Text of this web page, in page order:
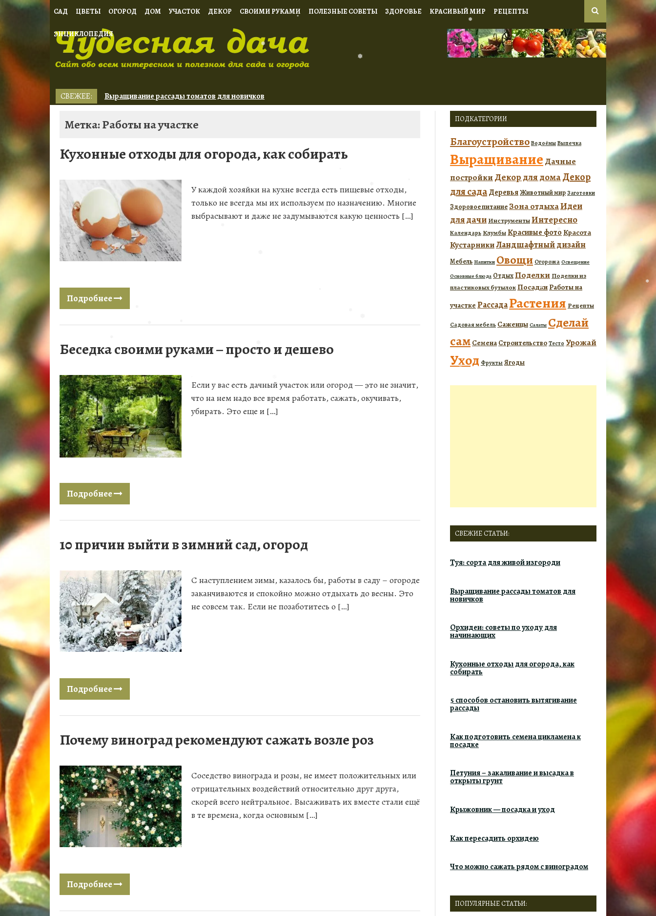
❅
❅
❅
❅
❅
❅
❅
❅
❅
САД ЦВЕТЫ ОГОРОД ДОМ УЧАСТОК ДЕКОР СВОИМИ РУКАМИ ПОЛЕЗНЫЕ СОВЕТЫ ЗДОРОВЬЕ КРАСИВЫЙ МИР РЕЦЕПТЫ
ЭНЦИКЛОПЕДИЯ
СВЕЖЕЕ:
Выращивание рассады томатов для новичков
Орхидеи: советы по уходу для начинающих
Туя: сорта для живой изгороди
Метка: Работы на участке
Кухонные отходы для огорода, как собирать
У каждой хозяйки на кухне всегда есть пищевые отходы,
только не всегда мы их используем по назначению. Многие
выбрасывают и даже не задумываются какую ценность […]
Подробнее
Беседка своими руками – просто и дешево
Если у вас есть дачный участок или огород — это не значит,
что на нем надо все время работать, сажать, окучивать,
убирать. Это еще и […]
Подробнее
10 причин выйти в зимний сад, огород
С наступлением зимы, казалось бы, работы в саду – огороде
заканчиваются и спокойно можно отдыхать до весны. Это
не совсем так. Если не позаботитесь о […]
Подробнее
Почему виноград рекомендуют сажать возле роз
Соседство винограда и розы, не имеет положительных или
отрицательных воздействий относительно друг друга,
скорей всего нейтральное. Высаживать их вместе стали ещё
в те времена, когда основным […]
Подробнее
ПОДКАТЕГОРИИ
БлагоустройствоВодоёмыВыпечка
Выращивание Дачные
постройки Декор для домаДекор
для садаДеревьяЖивотный мир Заготовки
Здоровое питание Зона отдыхаИдеи
для дачи ИнструментыИнтересно
Календарь КлумбыКрасивые фото Красота
КустарникиЛандшафтный дизайн
Мебель Напитки Овощи Огорожа Освещение
Основные блюда ОтдыхПоделки Поделки из
пластиковых бутылокПосадки Работы на
участке РассадаРастения Рецепты
Садовая мебель Саженцы Салаты Сделай
сам Семена СтроительствоТесто Урожай
Уход Фрукты Ягоды
СВЕЖИЕ СТАТЬИ:
Туя: сорта для живой изгороди
Выращивание рассады томатов для
новичков
Орхидеи: советы по уходу для
начинающих
Кухонные отходы для огорода, как
собирать
5 способов остановить вытягивание
рассады
Как подготовить семена цикламена к
посадке
Петуния – закаливание и высадка в
открыты грунт
Крыжовник — посадка и уход
Как пересадить орхидею
Что можно сажать рядом с виноградом
ПОПУЛЯРНЫЕ СТАТЬИ: